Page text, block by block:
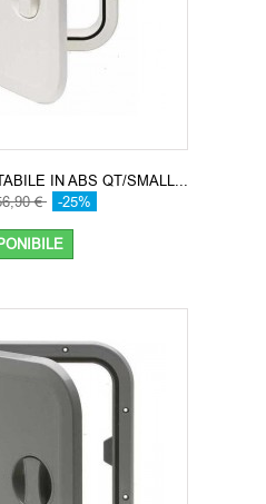
IN ABS QT/SMALL...
€ -25%